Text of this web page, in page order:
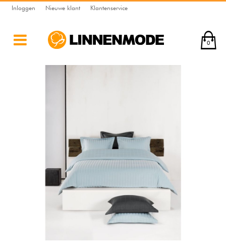
Inloggen Nieuwe klant Klantenservice
0